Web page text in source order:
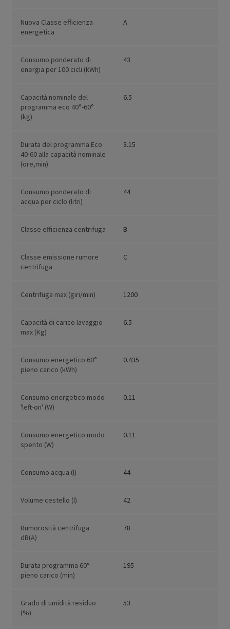
Nuova Classe efficienza
energetica
A
Consumo ponderato di
energia per 100 cicli (kWh)
43
Capacità nominale del
programma eco 40°-60°
(kg)
6.5
Durata del programma Eco
40-60 alla capacità nominale
(ore,min)
3.15
Consumo ponderato di
acqua per ciclo (litri)
44
Classe efficienza centrifuga B
Classe emissione rumore
centrifuga
C
Centrifuga max (giri/min) 1200
Capacità di carico lavaggio
max (Kg)
6.5
Consumo energetico 60°
pieno carico (kWh)
0.435
Consumo energetico modo
'left-on' (W)
0.11
Consumo energetico modo
spento (W)
0.11
Consumo acqua (l) 44
Volume cestello (l) 42
Rumorosità centrifuga
dB(A)
78
Durata programma 60°
pieno carico (min)
195
Grado di umidità residuo
(%)
53